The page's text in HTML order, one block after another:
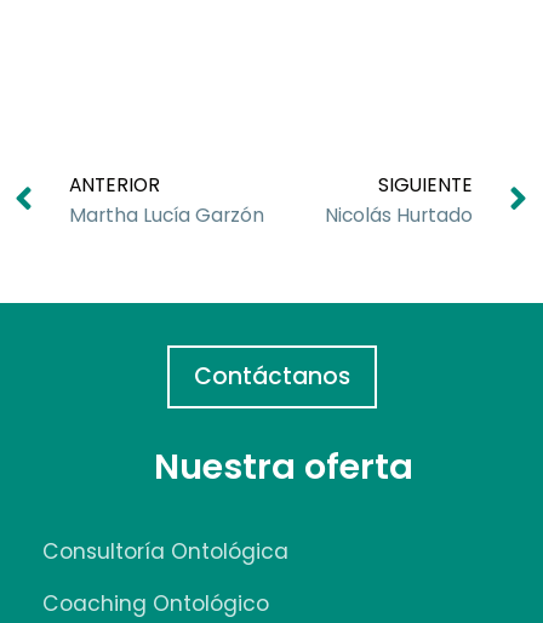
ANTERIOR
Martha Lucía Garzón
SIGUIENTE
Nicolás Hurtado
Nuestra oferta
Consultoría Ontológica
Coaching Ontológico
Contáctanos